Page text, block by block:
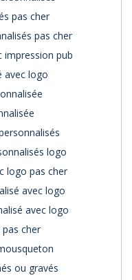
pas cher
pas cher
impression pub
avec logo
logo
logo pas cher
avec logo
avec logo
cher
ou gravés